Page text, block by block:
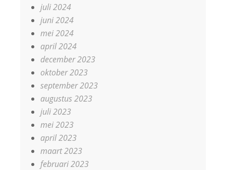
juli 2024
juni 2024
mei 2024
april 2024
december 2023
oktober 2023
september 2023
augustus 2023
juli 2023
mei 2023
april 2023
maart 2023
februari 2023